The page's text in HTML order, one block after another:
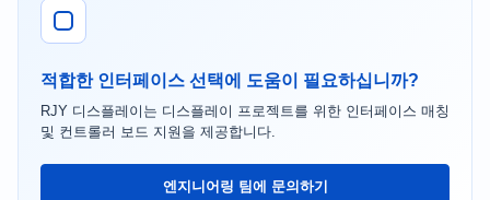
적합한 인터페이스 선택에 도움이 필요하십니까?
RJY 디스플레이는 디스플레이 프로젝트를 위한 인터페이스 매칭
및 컨트롤러 보드 지원을 제공합니다.
엔지니어링 팀에 문의하기